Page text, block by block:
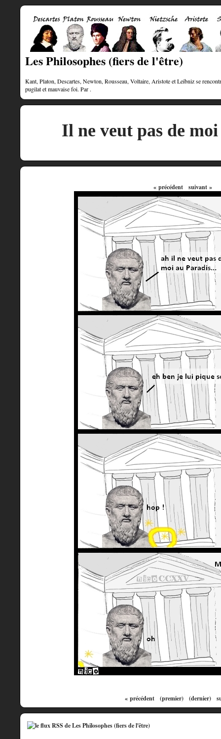
Les Philosophes (fiers de l'être)
Kant, Platon, Descartes, Newton, Rousseau, Voltaire, Aristote et Leibniz se
pugilat et mauvaise foi. Par .
Il ne veut pas de
« précédent suivant »
« précédent (premier) (dernier)